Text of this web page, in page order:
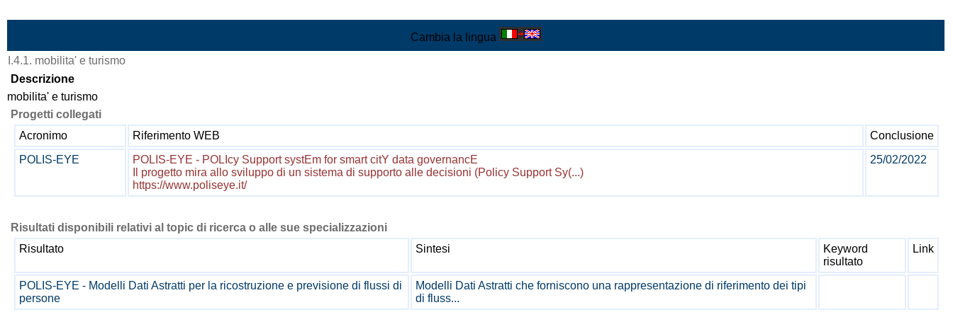
Cambia la lingua
I.4.1. mobilita' e turismo
Descrizione
mobilita' e turismo
Progetti collegati
Acronimo
Riferimento WEB
Conclusione
POLIS-EYE
POLIS-EYE - POLIcy Support systEm for smart citY data governancE
Il progetto mira allo sviluppo di un sistema di supporto alle decisioni (Policy Support Sy(...)
https://www.poliseye.it/
25/02/2022
Risultati disponibili relativi al topic di ricerca o alle sue specializzazioni
Risultato
Sintesi
Keyword
risultato
Link
POLIS-EYE - Modelli Dati Astratti per la ricostruzione e previsione di flussi di
persone
Modelli Dati Astratti che forniscono una rappresentazione di riferimento dei tipi
di fluss...